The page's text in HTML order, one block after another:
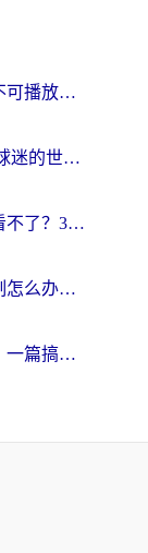
在国外看世界杯直播当前地区不可播放？海外党必看的回国加速全攻略
当CCTV5仅限中国大陆，海外球迷的世界杯狂欢如何继续？
为什么咪咕体育的直播在海外看不了？3步解决海外看世界杯+抖音地区限制难题
海外电脑看世界杯直播地区限制怎么办？你需要一个聪明的加速器
海外看世界杯地区限制怎么办？一篇搞定咪咕视频播放+国内资源无缝访问指南